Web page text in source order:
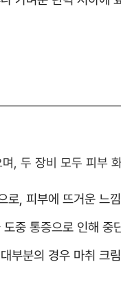
, 두 장비 모두 피부
로, 피부에 뜨거운 느
중 통증으로 인해 중
부분의 경우 마취 크